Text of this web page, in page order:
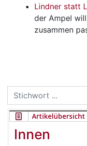
Lindner statt
der Ampel
zusammen
Search
for:
Artikelübersicht
Innen